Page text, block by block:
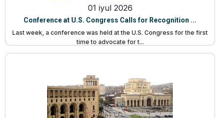
01 iyul 2026
Conference at U.S. Congress Calls for Recognition ...
Last week, a conference was held at the U.S. Congress for the first
time to advocate for t...